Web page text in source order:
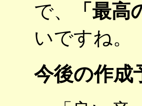
で、
「最高
いですね。
今後の作成